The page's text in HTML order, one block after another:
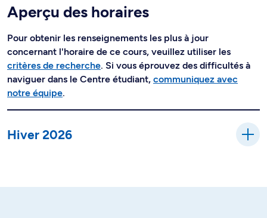
Aperçu des horaires
Pour obtenir les renseignements les plus à jour
concernant l'horaire de ce cours, veuillez utiliser les
critères de recherche. Si vous éprouvez des difficultés à
naviguer dans le Centre étudiant, communiquez avec
notre équipe.
Hiver 2026